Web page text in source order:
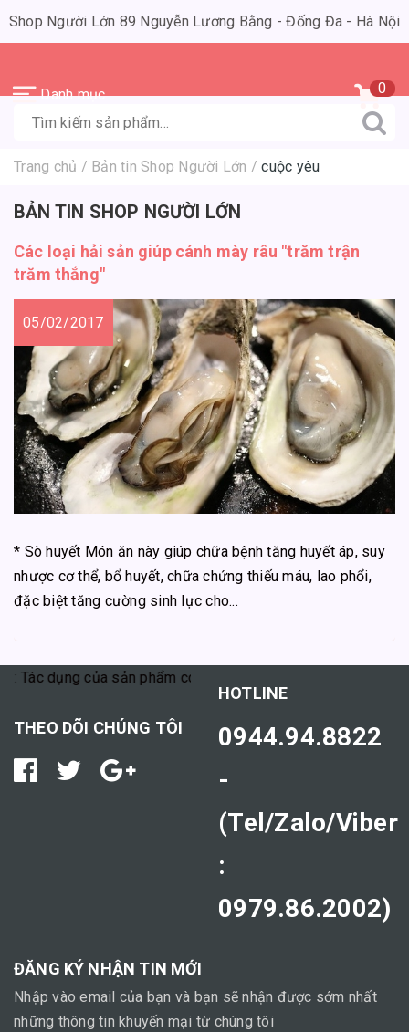
Shop Người Lớn 89 Nguyễn Lương Bằng - Đống Đa - Hà Nội
Danh mục 0
Trang chủ / Bản tin Shop Người Lớn /cuộc yêu
BẢN TIN SHOP NGƯỜI LỚN
Các loại hải sản giúp cánh mày râu "trăm trận
trăm thắng"
05/02/2017
* Sò huyết Món ăn này giúp chữa bệnh tăng huyết áp, suy
nhược cơ thể, bổ huyết, chữa chứng thiếu máu, lao phổi,
đặc biệt tăng cường sinh lực cho...
Tác dụng của sản phẩm có thể tùy thuộc vào cơ địa mỗi
THEO DÕI CHÚNG TÔI
HOTLINE
0944.94.8822
-
(Tel/Zalo/Viber
:
0979.86.2002)
ĐĂNG KÝ NHẬN TIN MỚI
Nhập vào email của bạn và bạn sẽ nhận được sớm nhất
những thông tin khuyến mại từ chúng tôi